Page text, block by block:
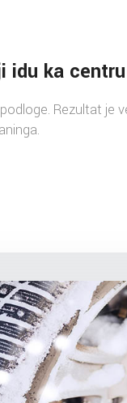
idu ka centru
Rezultat je